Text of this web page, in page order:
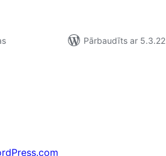
Pārbaudīts ar 5.3.22